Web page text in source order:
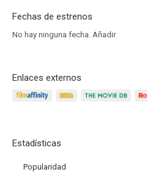
Fechas de estrenos
No hay ninguna fecha. Añadir
Enlaces externos
Estadísticas
Popularidad